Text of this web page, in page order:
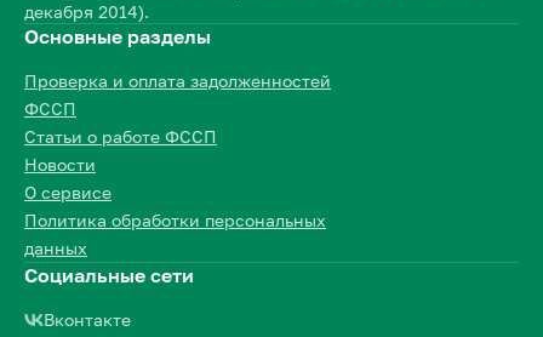
декабря 2014).
Основные разделы
Проверка и оплата задолженностей
ФССП
Статьи о работе ФССП
Новости
О сервисе
Политика обработки персональных
данных
Социальные сети
Вконтакте